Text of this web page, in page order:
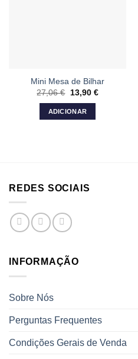
Mini Mesa de Bilhar
27,06€
O
original
era:
13,90 €O
ADICIONAR
REDES SOCIAIS
INFORMAÇÃO
Sobre Nós
Perguntas Frequentes
Condições Gerais de Venda